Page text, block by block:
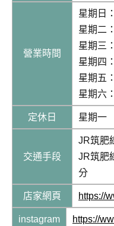
營業時間
星期日
星期二
星期三
星期四
星期五
星期六
定休日 星期一
交通手段
JR筑肥
JR筑肥
分
店家網頁 https://
instagram https://